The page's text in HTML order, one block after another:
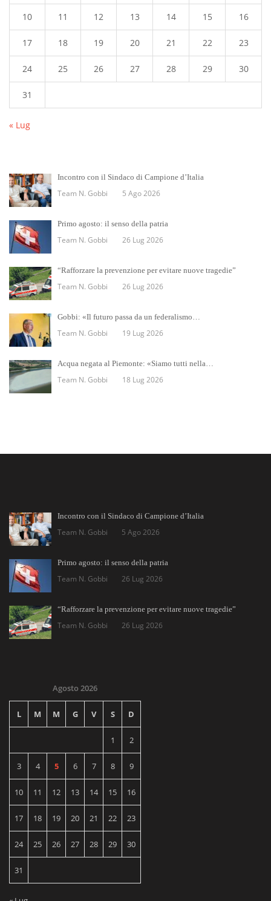
10 11 12 13 14 15 16
17 18 19 20 21 22 23
24 25 26 27 28 29 30
31
« Lug
Incontro con il Sindaco di Campione d’Italia
Team N. Gobbi 5 Ago 2026
Primo agosto: il senso della patria
Team N. Gobbi 26 Lug 2026
“Rafforzare la prevenzione per evitare nuove tragedie”
Team N. Gobbi 26 Lug 2026
Gobbi: «Il futuro passa da un federalismo…
Team N. Gobbi 19 Lug 2026
Acqua negata al Piemonte: «Siamo tutti nella…
Team N. Gobbi 18 Lug 2026
Incontro con il Sindaco di Campione d’Italia
Team N. Gobbi 5 Ago 2026
Primo agosto: il senso della patria
Team N. Gobbi 26 Lug 2026
“Rafforzare la prevenzione per evitare nuove tragedie”
Team N. Gobbi 26 Lug 2026
Agosto 2026
L M M G V S D
1 2
3 4 5 6 7 8 9
10 11 12 13 14 15 16
17 18 19 20 21 22 23
24 25 26 27 28 29 30
31